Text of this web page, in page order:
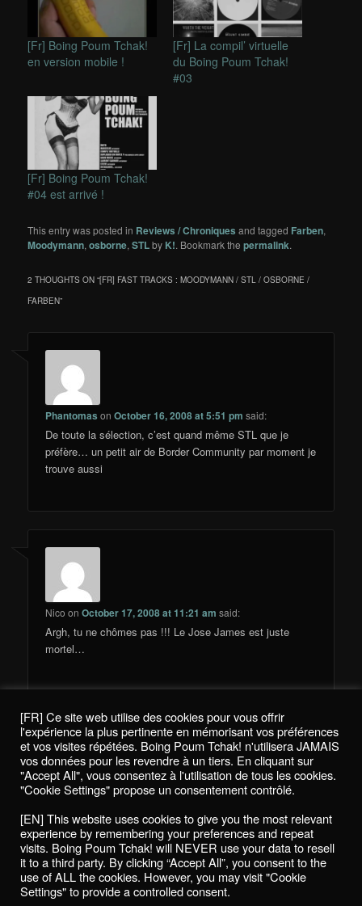
[Fr] Boing Poum Tchak!
en version mobile !
[Fr] La compil’ virtuelle
du Boing Poum Tchak!
#03
[Fr] Boing Poum Tchak!
#04 est arrivé !
This entry was posted in Reviews / Chroniques and tagged Farben,
Moodymann,osborne,STLby K!. Bookmark thepermalink.
2 THOUGHTS ON “[FR] FAST TRACKS : MOODYMANN / STL / OSBORNE /
FARBEN”
Phantomas onOctober 16, 2008 at 5:51 pm said:
De toute la sélection, c’est quand même STL que je
préfère… un petit air de Border Community par moment je
trouve aussi
Nico onOctober 17, 2008 at 11:21 am said:
Argh, tu ne chômes pas !!! Le Jose James est juste
mortel…
Comments are closed.
Politique de confidentialité / Privacy Policy
Boing Poum Tchak! - 2022
[FR] Ce site web utilise des cookies pour vous offrir
l'expérience la plus pertinente en mémorisant vos préférences
et vos visites répétées. Boing Poum Tchak! n'utilisera JAMAIS
vos données pour les revendre à un tiers. En cliquant sur
"Accept All", vous consentez à l'utilisation de tous les cookies.
"Cookie Settings" propose un consentement contrôlé.
[EN] This website uses cookies to give you the most relevant
experience by remembering your preferences and repeat
visits. Boing Poum Tchak! will NEVER use your data to resell
it to a third party. By clicking “Accept All”, you consent to the
use of ALL the cookies. However, you may visit "Cookie
Settings" to provide a controlled consent.